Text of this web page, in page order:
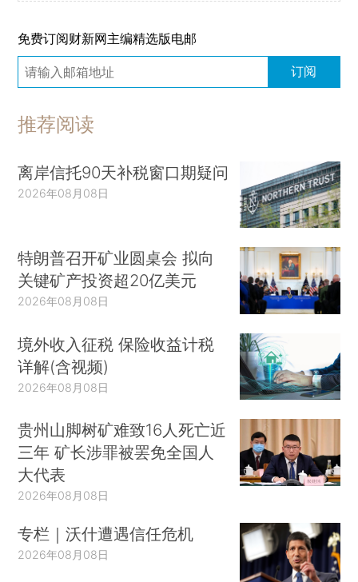
免费订阅财新网主编精选版电邮
订阅
推荐阅读
离岸信托90天补税窗口期疑问
2026年08月08日
特朗普召开矿业圆桌会 拟向
关键矿产投资超20亿美元
2026年08月08日
境外收入征税 保险收益计税
详解(含视频)
2026年08月08日
贵州山脚树矿难致16人死亡近
三年 矿长涉罪被罢免全国人
大代表
2026年08月08日
专栏｜沃什遭遇信任危机
2026年08月08日